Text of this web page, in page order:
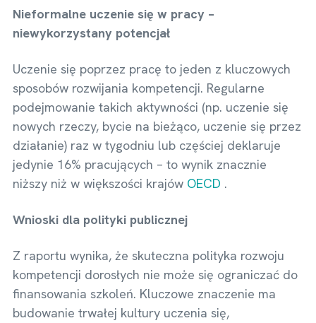
Nieformalne uczenie się w pracy –
niewykorzystany potencjał
Uczenie się poprzez pracę to jeden z kluczowych
sposobów rozwijania kompetencji. Regularne
podejmowanie takich aktywności (np. uczenie się
nowych rzeczy, bycie na bieżąco, uczenie się przez
działanie) raz w tygodniu lub częściej deklaruje
jedynie 16% pracujących – to wynik znacznie
niższy niż w większości krajów OECD .
Wnioski dla polityki publicznej
Z raportu wynika, że skuteczna polityka rozwoju
kompetencji dorosłych nie może się ograniczać do
finansowania szkoleń. Kluczowe znaczenie ma
budowanie trwałej kultury uczenia się,